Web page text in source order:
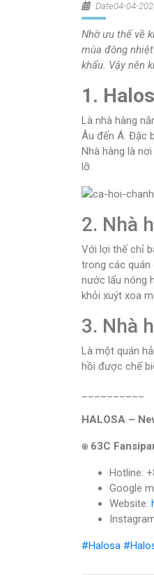
Date04-04-
Nhờ ưu thế về
mùa đông
khẩu. Vậy nên
1.
Là nhà hàng
Âu đến Á. Đặc
Nhà hàng là
lỡ.
2. Nhà
Với lợi thế chỉ
trong các quán
nước lẩu nóng
khỏi xuýt xoa
3. Nhà
Là một quán
hồi được chế
HALOSA –
⍟ 63C
Hotline:
Google
Website:
#Halosa